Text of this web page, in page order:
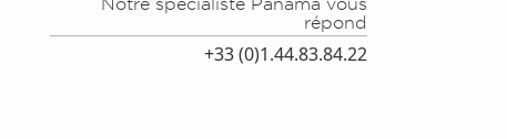
Notre spécialiste Panama vous
répond
+33 (0)1.44.83.84.22